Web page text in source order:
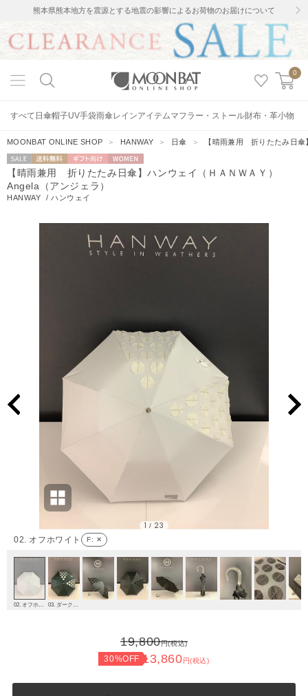
熊本県熊本地方を震源とする地震の影響によるお荷物のお届けについて
0
すべて 日傘帽子UV手袋雨傘レインアイテムマフラー・ストール財布・革小物
MOONBAT ONLINE SHOP ＞ HANWAY ＞ 日傘 ＞ 【晴雨兼用 折りたたみ日傘
セー
ル
送料無料
ギフト向
け
WOMEN
【晴雨兼用 折りたたみ日傘】ハンウェイ（ＨＡＮＷＡＹ）
Angela（アンジェラ）
HANWAY /ハンウェイ
02. オフホワイト F: ✕
1 / 23
19,800円(税込)
30%OFF 13,860円(税込)